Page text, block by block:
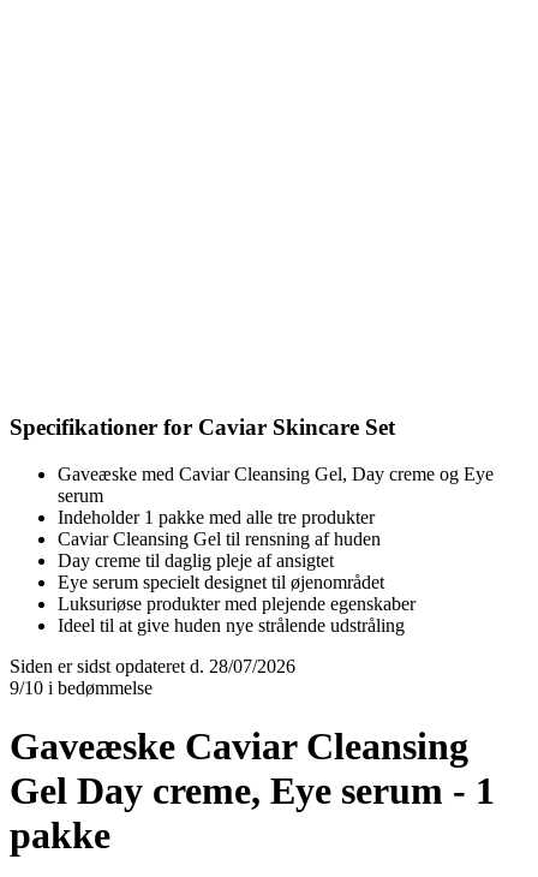
Specifikationer for Caviar Skincare Set
Gaveæske med Caviar Cleansing Gel, Day creme og Eye
serum
Indeholder 1 pakke med alle tre produkter
Caviar Cleansing Gel til rensning af huden
Day creme til daglig pleje af ansigtet
Eye serum specielt designet til øjenområdet
Luksuriøse produkter med plejende egenskaber
Ideel til at give huden nye strålende udstråling
Siden er sidst opdateret d. 28/07/2026
9/10 i bedømmelse
Gaveæske Caviar Cleansing
Gel Day creme, Eye serum - 1
pakke